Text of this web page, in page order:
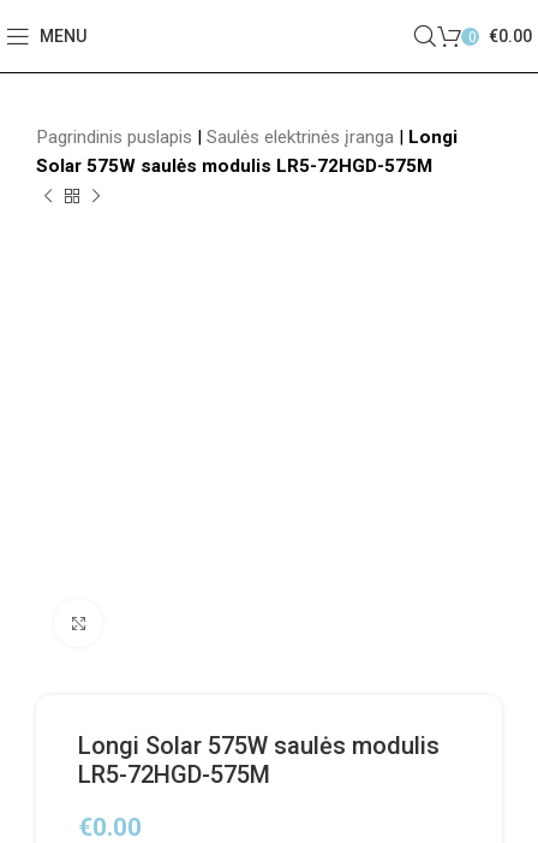
MENU 0 €0.00
Pagrindinis puslapis | Saulės elektrinės įranga | Longi
Solar 575W saulės modulis LR5-72HGD-575M
Longi Solar 575W saulės modulis
LR5-72HGD-575M
€0.00